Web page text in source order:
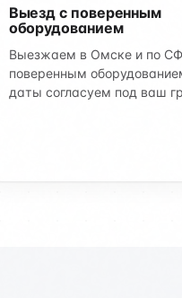
Выезд с поверенным
оборудованием
Выезжаем в Омске и по
поверенным
даты согласуем под ваш